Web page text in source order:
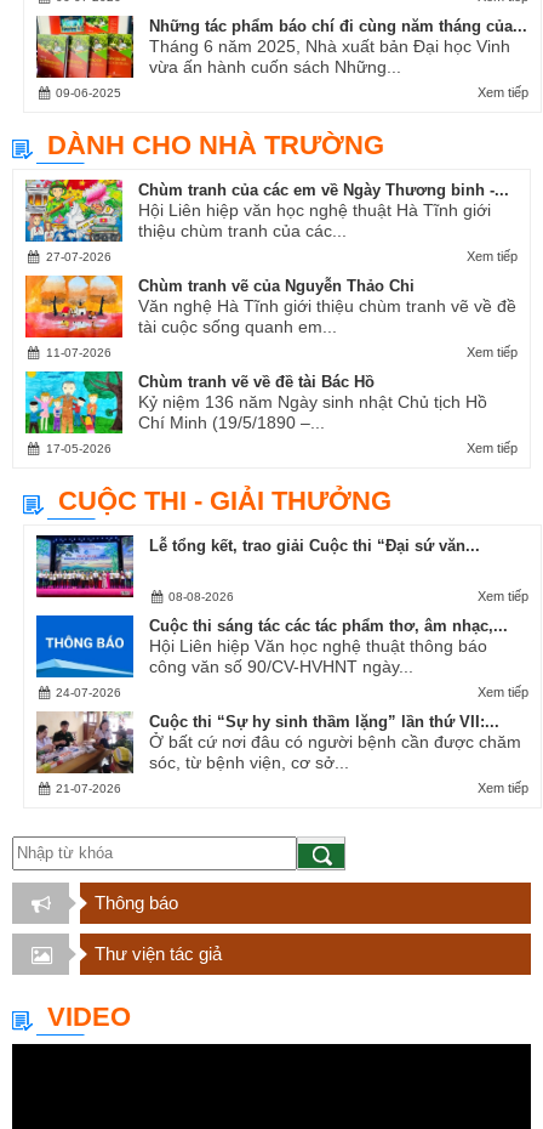
Những tác phẩm báo chí đi cùng năm tháng của...
Tháng 6 năm 2025, Nhà xuất bản Đại học Vinh
vừa ấn hành cuốn sách Những...
Xem tiếp
09-06-2025
DÀNH CHO NHÀ TRƯỜNG
Chùm tranh của các em về Ngày Thương binh -...
Hội Liên hiệp văn học nghệ thuật Hà Tĩnh giới
thiệu chùm tranh của các...
Xem tiếp
27-07-2026
Chùm tranh vẽ của Nguyễn Thảo Chi
Văn nghệ Hà Tĩnh giới thiệu chùm tranh vẽ về đề
tài cuộc sống quanh em...
Xem tiếp
11-07-2026
Chùm tranh vẽ về đề tài Bác Hồ
Kỷ niệm 136 năm Ngày sinh nhật Chủ tịch Hồ
Chí Minh (19/5/1890 –...
Xem tiếp
17-05-2026
CUỘC THI - GIẢI THƯỞNG
Lễ tổng kết, trao giải Cuộc thi “Đại sứ văn...
Xem tiếp
08-08-2026
Cuộc thi sáng tác các tác phẩm thơ, âm nhạc,...
Hội Liên hiệp Văn học nghệ thuật thông báo
công văn số 90/CV-HVHNT ngày...
Xem tiếp
24-07-2026
Cuộc thi “Sự hy sinh thầm lặng” lần thứ VII:...
Ở bất cứ nơi đâu có người bệnh cần được chăm
sóc, từ bệnh viện, cơ sở...
Xem tiếp
21-07-2026
Thông báo
Thư viện tác giả
VIDEO